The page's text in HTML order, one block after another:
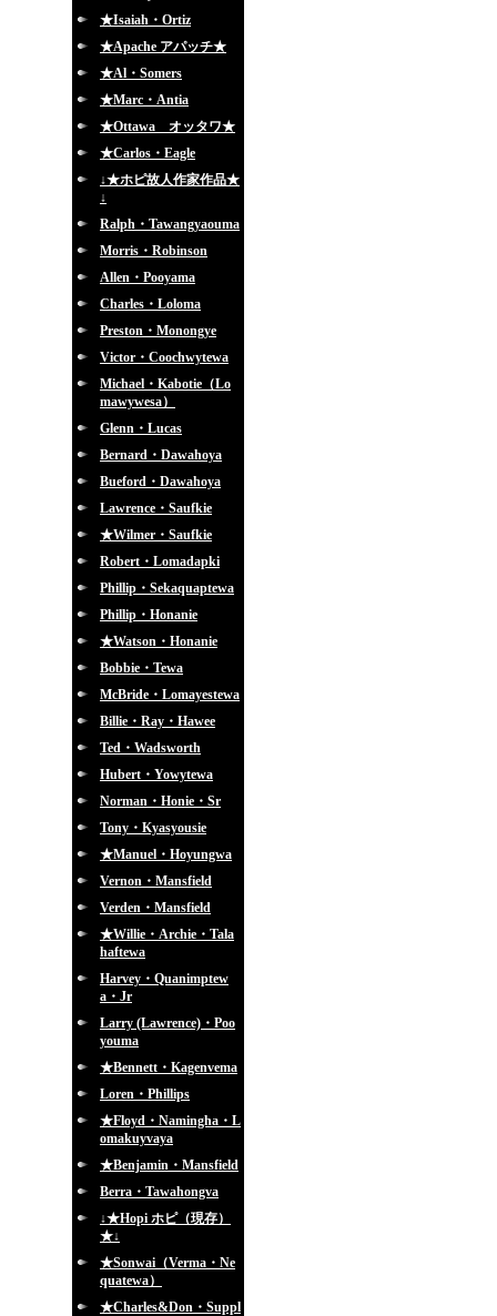
★Isaiah・Ortiz
★Apache アパッチ★
★Al・Somers
★Marc・Antia
★Ottawa オッタワ★
★Carlos・Eagle
↓★ホピ故人作家作品★
↓
Ralph・Tawangyaouma
Morris・Robinson
Allen・Pooyama
Charles・Loloma
Preston・Monongye
Victor・Coochwytewa
Michael・Kabotie（Lo
mawywesa）
Glenn・Lucas
Bernard・Dawahoya
Bueford・Dawahoya
Lawrence・Saufkie
★Wilmer・Saufkie
Robert・Lomadapki
Phillip・Sekaquaptewa
Phillip・Honanie
★Watson・Honanie
Bobbie・Tewa
McBride・Lomayestewa
Billie・Ray・Hawee
Ted・Wadsworth
Hubert・Yowytewa
Norman・Honie・Sr
Tony・Kyasyousie
★Manuel・Hoyungwa
Vernon・Mansfield
Verden・Mansfield
★Willie・Archie・Tala
haftewa
Harvey・Quanimptew
a・Jr
Larry (Lawrence)・Poo
youma
★Bennett・Kagenvema
Loren・Phillips
★Floyd・Namingha・L
omakuyvaya
★Benjamin・Mansfield
Berra・Tawahongva
↓★Hopi ホピ（現存）
★↓
★Sonwai（Verma・Ne
quatewa）
★Charles&Don・Suppl